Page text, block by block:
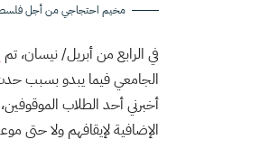
مخيم احتجاجي من أجل فلسطين في جامعة
في الرابع من أبريل/ نيسان، تم
الجامعي فيما يبدو بسبب
أخبرني أحد الطلاب الموقوفين،
الإضافية لإيقافهم ولا حتى